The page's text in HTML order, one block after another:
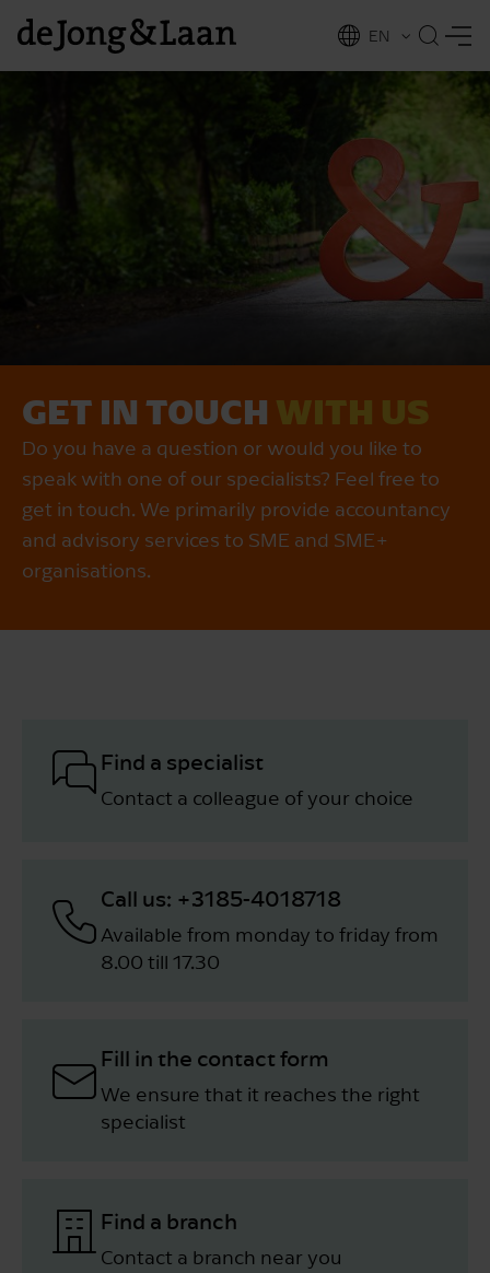
EN
NL
GET IN TOUCH WITH US
Do you have a question or would you like to
speak with one of our specialists? Feel free to
get in touch. We primarily provide accountancy
and advisory services to SME and SME+
organisations.
Find a specialist
Contact a colleague of your choice
Call us: +3185-4018718
Available from monday to friday from
8.00 till 17.30
Fill in the contact form
We ensure that it reaches the right
specialist
Find a branch
Contact a branch near you